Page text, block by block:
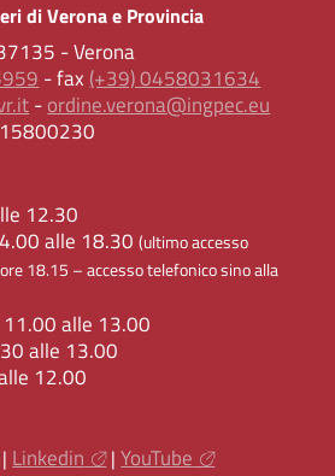
di Verona e Provincia
- Verona
- fax(+39) 0458031634
-ordine.verona@ingpec.eu
12.30
alle 18.30(ultimo accesso
18.15 – accesso telefonico sino alla
alle 13.00
alle 13.00
12.00
Linkedin |YouTube